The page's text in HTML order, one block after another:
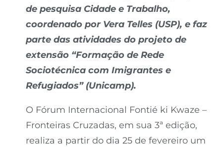
de pesquisa Cidade e Trabalho,
coordenado por Vera Telles (USP), e faz
parte das atividades do projeto de
extensão “Formação de Rede
Sociotécnica com Imigrantes e
Refugiados” (Unicamp).
O Fórum Internacional Fontié ki Kwaze –
Fronteiras Cruzadas, em sua 3ª edição,
realiza a partir do dia 25 de fevereiro um